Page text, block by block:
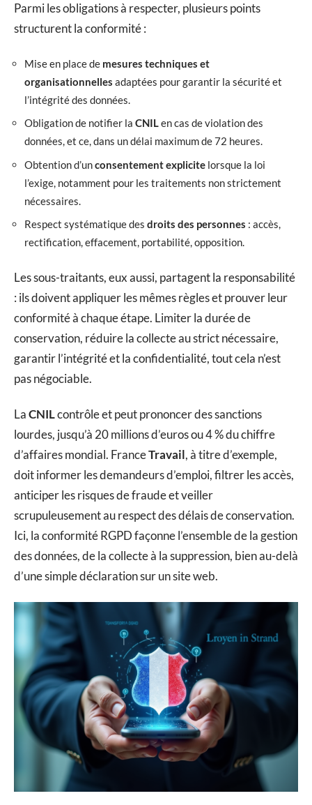
Parmi les obligations à respecter, plusieurs points
structurent la conformité :
Mise en place de mesures techniques et
organisationnelles adaptées pour garantir la sécurité et
l’intégrité des données.
Obligation de notifier la CNILen cas de violation des
données, et ce, dans un délai maximum de 72 heures.
Obtention d’unconsentement explicite lorsque la loi
l’exige, notamment pour les traitements non strictement
nécessaires.
Respect systématique des droits des personnes : accès,
rectification, effacement, portabilité, opposition.
Les sous-traitants, eux aussi, partagent la responsabilité
: ils doivent appliquer les mêmes règles et prouver leur
conformité à chaque étape. Limiter la durée de
conservation, réduire la collecte au strict nécessaire,
garantir l’intégrité et la confidentialité, tout cela n’est
pas négociable.
LaCNILcontrôle et peut prononcer des sanctions
lourdes, jusqu’à 20 millions d’euros ou 4 % du chiffre
d’affaires mondial. FranceTravail, à titre d’exemple,
doit informer les demandeurs d’emploi, filtrer les accès,
anticiper les risques de fraude et veiller
scrupuleusement au respect des délais de conservation.
Ici, la conformité RGPD façonne l’ensemble de la gestion
des données, de la collecte à la suppression, bien au-delà
d’une simple déclaration sur un site web.